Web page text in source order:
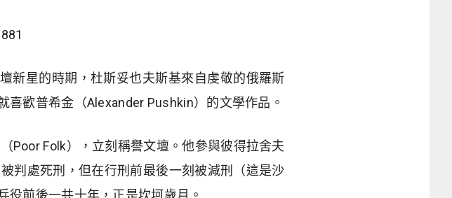
新星的時期，杜斯妥也夫斯基來自虔敬的俄羅斯
歡普希金（Alexander Pushkin）的文學作品。
Poor Folk），立刻稱譽文壇。他參與彼得拉舍夫
判處死刑，但在行刑前最後一刻被減刑（這是沙
役前後一共十年，正是坎坷歲月。